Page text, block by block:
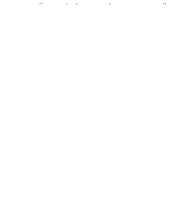
nouvelles techniques saines et naturelles